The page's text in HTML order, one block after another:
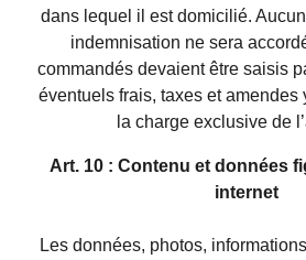
dans lequel il est domicilié.
indemnisation ne sera
commandés devaient être saisis
éventuels frais, taxes et amendes
la charge exclusive de
Art. 10 : Contenu et données
internet
Les données, photos,